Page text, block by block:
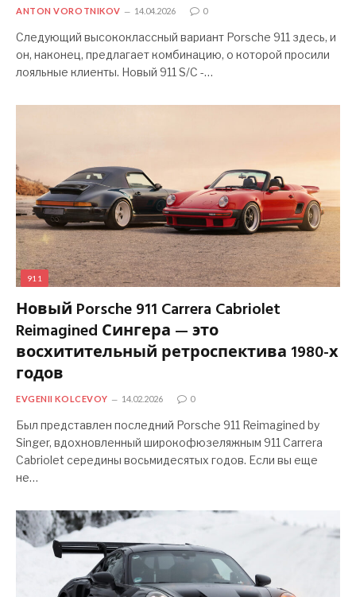
ANTON VOROTNIKOV 14.04.2026 0
Следующий высококлассный вариант Porsche 911 здесь, и
он, наконец, предлагает комбинацию, о которой просили
лояльные клиенты. Новый 911 S/C -…
911
Новый Porsche 911 Carrera Cabriolet
Reimagined Сингера — это
восхитительный ретроспектива 1980-х
годов
EVGENII KOLCEVOY 14.02.2026 0
Был представлен последний Porsche 911 Reimagined by
Singer, вдохновленный широкофюзеляжным 911 Carrera
Cabriolet середины восьмидесятых годов. Если вы еще
не…